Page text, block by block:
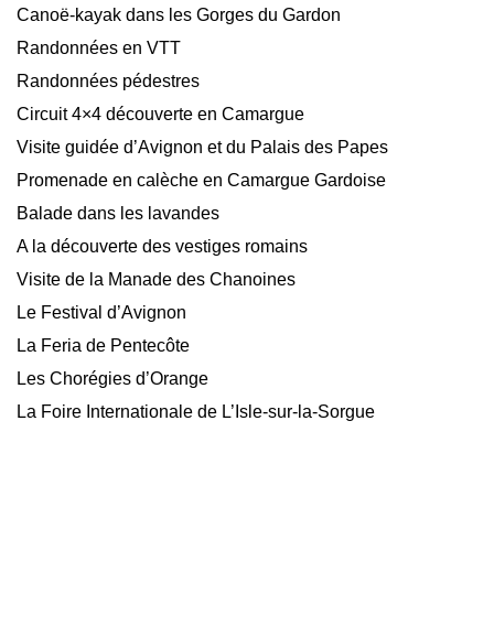
Canoë-kayak dans les Gorges du Gardon
Randonnées en VTT
Randonnées pédestres
Circuit 4×4 découverte en Camargue
Visite guidée d’Avignon et du Palais des Papes
Promenade en calèche en Camargue Gardoise
Balade dans les lavandes
A la découverte des vestiges romains
Visite de la Manade des Chanoines
Le Festival d’Avignon
La Feria de Pentecôte
Les Chorégies d’Orange
La Foire Internationale de L’Isle-sur-la-Sorgue